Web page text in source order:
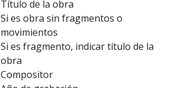
Título de la obra
Si es obra sin fragmentos o
movimientos
Si es fragmento, indicar título de la
obra
Compositor